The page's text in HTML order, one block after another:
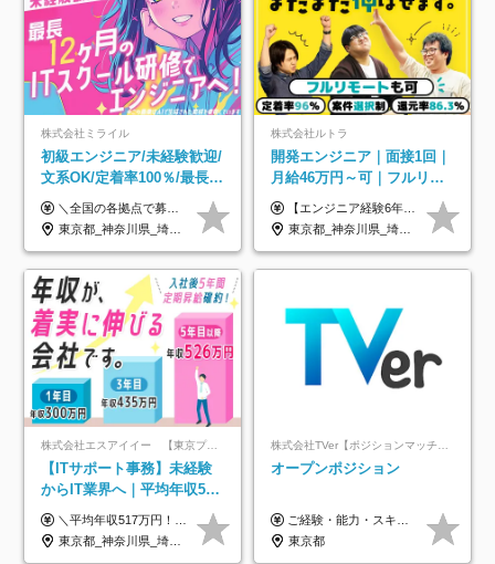
株式会社ミライル
初級エンジニア/未経験歓迎/
文系OK/定着率100％/最長1
年の自社ITスクール研修あ
り/年休130日
＼全国の各拠点で募集中！／ 給与は以下の通り、勤務地により異なります。 札幌：月給23万円～27万円 仙台：月給22万円～26万円 新潟：月給22万円～26万円 東京：月給26万円～30万円 大阪：月給24万円～29万円 福岡：月給23.5万円～27万円 沖縄：月給21万円～26万円 ◎給与は知識や経験を考慮して決定します。 ◎残業は別途全額支給します。 ◎試用期間12カ月あり（給与は以下の通りです。その他条件に変更はありません） （試用期間の給与） 札幌：月給18.6万円～ 仙台：月給19万円～ 新潟：月給18万円～ 東京：月給22万円～ 大阪：月給20.8万円～ 福岡：月給19万円～ 沖縄：月給18万円～
東京都_神奈川県_埼玉県_千葉県_大阪府_愛知県_北海道_青森県_岩手県_宮城県_秋田県_山形県_福島県_茨城県_栃木県_群馬県_新潟県_山梨県_長野県_富山県_石川県_福井県_静岡県_岐阜県_三重県_兵庫県_京都府_滋賀県_奈良県_和歌山県_広島県_岡山県_鳥取県_島根県_山口県_徳島県_香川県_愛媛県_高知県_福岡県_熊本県_佐賀県_長崎県_大分県_宮崎県_鹿児島県_沖縄県
株式会社ルトラ
開発エンジニア｜面接1回｜
月給46万円～可｜フルリモ
ートも可｜案件選択制｜定
着率96％以上｜副業OK｜住
宅手当
【エンジニア経験6年以上の方】 月給46万円～100万円（固定残業代含む） ※上記月給には月30時間分の固定残業代（月8万7,400円～月19万円）を含む。超過分は全額支給。 【エンジニア経験4年以上の方】 月給42万円～100万円（固定残業代含む） ※上記月給には月30時間分の固定残業代（月7万9,800円～月19万円）を含む。超過分は全額支給。 【エンジニア経験4年未満の方】 月給38万円～100万円（固定残業代含む） ※上記月給には月30時間分の固定残業代（月7万2,200円～月19万円）を含む。超過分は全額支給。 ※経験、スキル、前職給与などを踏まえて決定。 ◆ルトラの給与制度のポイント！◆ ・社員の95%が入社時に年収UP！最高で300万円UPの実績も ・平均還元率86.3%（交通費・住宅手当・会社負担分の社保も含む） ・人柄やポテンシャルを評価し、スキル以上の希望年収を提示することも ・退職金制度やリファラル手当（平均50万円）あり
東京都_神奈川県_埼玉県_千葉県_大阪府_愛知県_北海道_青森県_岩手県_宮城県_秋田県_山形県_福島県_茨城県_栃木県_群馬県_新潟県_山梨県_長野県_富山県_石川県_福井県_静岡県_岐阜県_三重県_兵庫県_京都府_滋賀県_奈良県_和歌山県_広島県_岡山県_鳥取県_島根県_山口県_徳島県_香川県_愛媛県_高知県_福岡県_熊本県_佐賀県_長崎県_大分県_宮崎県_鹿児島県_沖縄県
株式会社エスアイイー 【東京プロマーケット上場】
【ITサポート事務】未経験
からIT業界へ｜平均年収517
万円｜ホワイト企業認定｜
年休134日｜リモートOK
＼平均年収517万円！入社5年目まで毎年必ず昇給／ ■賞与年3回 ■年収800万円以上も可 ■入社3年以上の平均年収469.2万円 月給23万2000円以上＋賞与年3回＋各種手当 ☆入社5年目まで最大1万5000円の定期昇給を確約 ┃各種手当充実 ・規定の資格を取得すれば、2000円～5万円を毎月支給（2万4000円～60万円／年） ・研修中に取得した取得率95％の資格でも研修後の給料UP ※月給は年齢・経験・能力を考慮して、優遇いたします ※上記月給金額は固定残業代（20時間/3万1300円円以上）を含み、超過分は別途支給いたします ※試用期間（6ヶ月）は月給に変動はありますが、その他待遇に差異はありません ├入社後1ヶ月～3ヶ月間は、月給20万1900円となります └上記金額は固定残業代（10時間／1万6000円）を含み、超過分は別途支給いたします
東京都_神奈川県_埼玉県_千葉県_大阪府_愛知県_北海道_青森県_岩手県_宮城県_秋田県_山形県_福島県_茨城県_栃木県_群馬県_新潟県_山梨県_長野県_富山県_石川県_福井県_静岡県_岐阜県_三重県_兵庫県_京都府_滋賀県_奈良県_和歌山県_広島県_岡山県_鳥取県_島根県_山口県_徳島県_香川県_愛媛県_高知県_福岡県_熊本県_佐賀県_長崎県_大分県_宮崎県_鹿児島県_沖縄県
株式会社TVer【ポジションマッチ登録】
オープンポジション
ご経験・能力・スキル等により、当社基準にて優遇・相談のうえ決定いたします。
東京都